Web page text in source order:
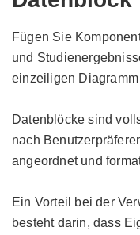
Fügen Sie
und
einzeiligen
Datenblöcke sind
nach
angeordnet und
Ein Vorteil bei der
besteht darin, dass